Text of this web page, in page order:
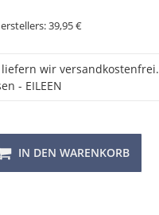
39,95 €
wir versandkostenfrei.
- EILEEN
IN DEN WARENKORB